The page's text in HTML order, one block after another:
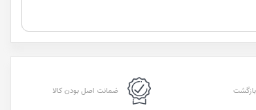
ضمانت اصل بودن کالا